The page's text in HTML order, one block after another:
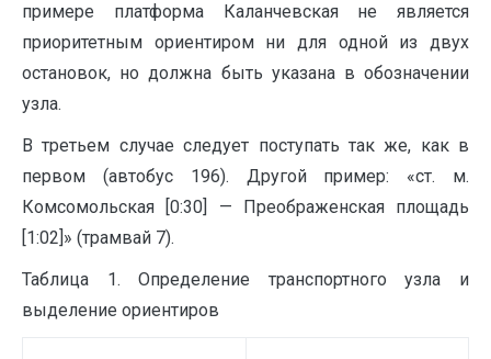
примере платформа Каланчевская не является
приоритетным ориентиром ни для одной из двух
остановок, но должна быть указана в обозначении
узла.
В третьем случае следует поступать так же, как в
первом (автобус 196). Другой пример: «ст. м.
Комсомольская [0:30] — Преображенская площадь
[1:02]» (трамвай 7).
Таблица 1. Определение транспортного узла и
выделение ориентиров